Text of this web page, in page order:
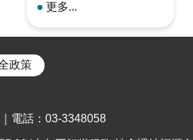
更多...
政策
電話：03-3348058